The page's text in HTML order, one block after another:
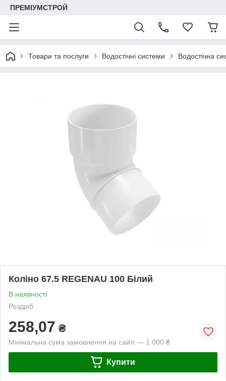
ПРЕМІУМСТРОЙ
Товари та послуги Водостічні системи Водостічна
Коліно 67.5 REGENAU 100 Білий
В наявності
Роздріб
258,07 ₴
Мінімальна сума замовлення на сайті — 1 000 ₴
Купити